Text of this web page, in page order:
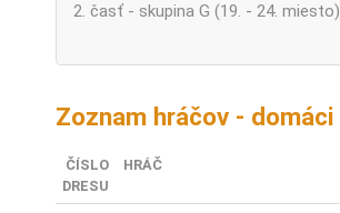
2. časť - skupina G (19. - 24. miesto)
Zoznam hráčov - domáci
ČÍSLO
DRESU
HRÁČ